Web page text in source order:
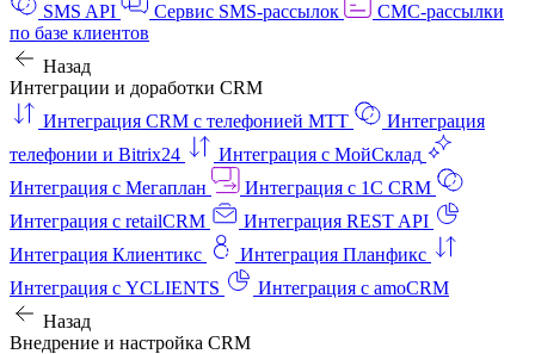
SMS API
Сервис SMS-рассылок
СМС-рассылки
по базе клиентов
Назад
Интеграции и доработки CRM
Интеграция CRM с телефонией МТТ
Интеграция
телефонии и Bitrix24
Интеграция с МойСклад
Интеграция с Мегаплан
Интеграция с 1C CRM
Интеграция с retailCRM
Интеграция REST API
Интеграция Клиентикс
Интеграция Планфикс
Интеграция с YCLIENTS
Интеграция с amoCRM
Назад
Внедрение и настройка CRM